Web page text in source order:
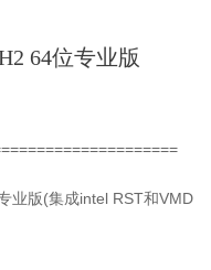
业版(集成intel RST和VMD